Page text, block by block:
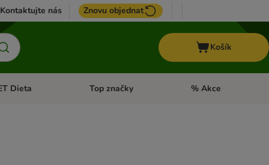
Kontaktujte nás Znovu objednat
Košík
menu: Koně
Dieta Otevřít menu: + VET Dieta
Top značky Otevřít menu: Top
% Akce